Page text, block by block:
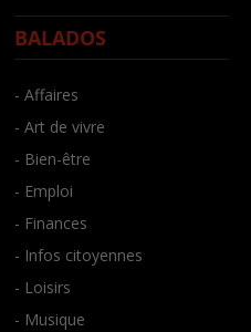
BALADOS
- Affaires
- Art de vivre
- Bien-être
- Emploi
- Finances
- Infos citoyennes
- Loisirs
- Musique